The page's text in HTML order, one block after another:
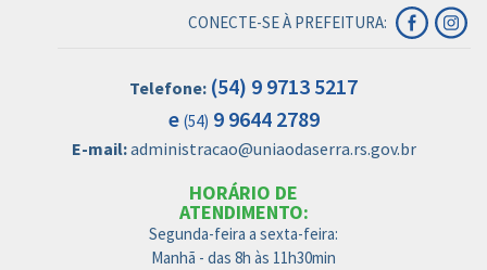
CONECTE-SE À PREFEITURA:
Telefone: (54) 9 9713 5217
e (54) 9 9644 2789
E-mail:administracao@uniaodaserra.rs.gov.br
HORÁRIO DE
ATENDIMENTO:
Segunda-feira a sexta-feira:
Manhã - das 8h às 11h30min